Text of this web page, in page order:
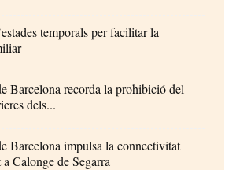
temporals per facilitar la
Barcelona recorda la prohibició del
dels...
Barcelona impulsa la connectivitat
a Calonge de Segarra